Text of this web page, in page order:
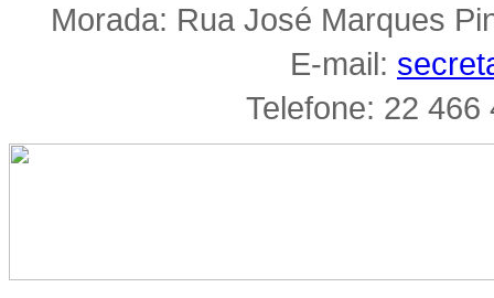
Morada: Rua José Marques
E-mail:
Telefone: 22